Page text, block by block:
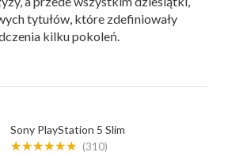
tytułów, które zdefiniowały
kilku pokoleń.
Sony PlayStation 5 Slim
★★★★★★ (310)